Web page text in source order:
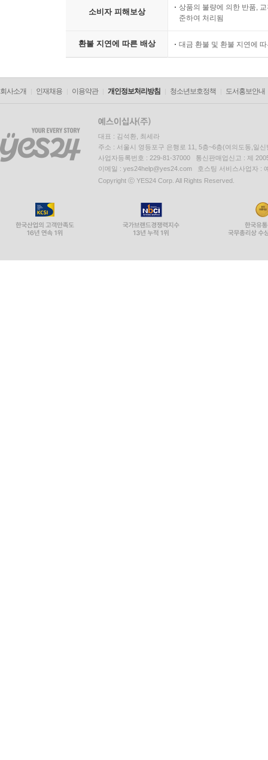
소비자 피해보상
상품의 불량에 의한 반품,
준하여 처리됨
환불 지연에 따른 배상 대금 환불 및 환불 지연에
회사소개 인재채용 이용약관 개인정보처리방침 청소년보호정책 도서홍보안내
대표 : 김석환, 최세라
주소 : 서울시 영등포구 은행로 11, 5층~6층(여의도동,일신
사업자등록번호 : 229-81-37000 통신판매업신고 : 제
이메일 : yes24help@yes24.com 호스팅 서비스사업자 :
Copyright ⓒ YES24 Corp. All Rights Reserved.